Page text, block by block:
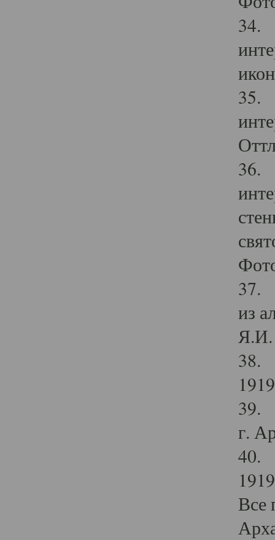
34.
35.
36.
37.
из
Я.И.
38.
39.
г.
40.
Все